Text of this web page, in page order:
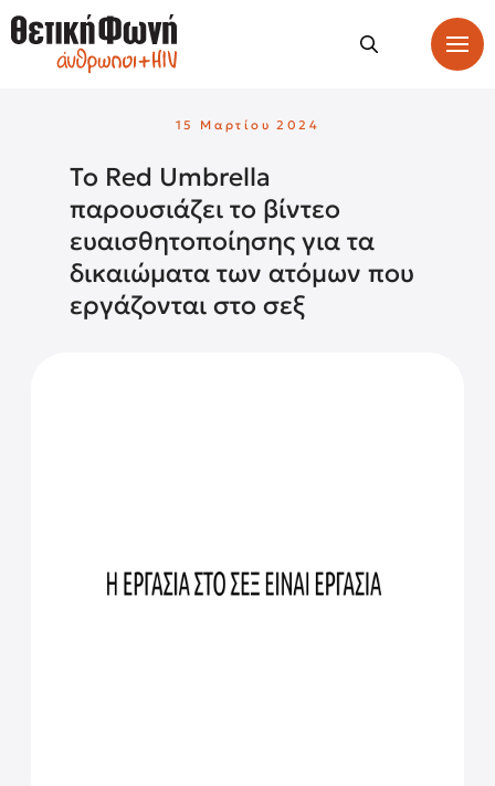
15 Μαρτίου 2024
Το Red Umbrella
παρουσιάζει το βίντεο
ευαισθητοποίησης για τα
δικαιώματα των ατόμων που
εργάζονται στο σεξ